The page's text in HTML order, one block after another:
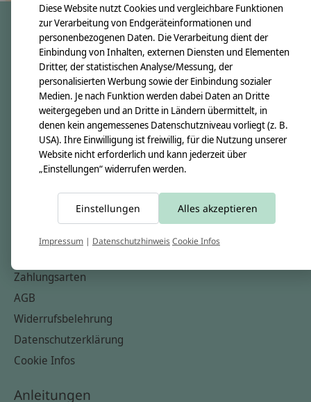
crêpes suzette
Über uns
Unsere Creppies
Nähkästchen
Unsere Stoffe
Impressum
Informationen
Kontakt
Zahlungsarten
AGB
Widerrufsbelehrung
Datenschutzerklärung
Cookie Infos
Anleitungen
Diese Website nutzt Cookies und vergleichbare Funktionen
zur Verarbeitung von Endgeräteinformationen und
personenbezogenen Daten. Die Verarbeitung dient der
Einbindung von Inhalten, externen Diensten und Elementen
Dritter, der statistischen Analyse/Messung, der
personalisierten Werbung sowie der Einbindung sozialer
Medien. Je nach Funktion werden dabei Daten an Dritte
weitergegeben und an Dritte in Ländern übermittelt, in
denen kein angemessenes Datenschutzniveau vorliegt (z. B.
USA). Ihre Einwilligung ist freiwillig, für die Nutzung unserer
Website nicht erforderlich und kann jederzeit über
„Einstellungen“ widerrufen werden.
Einstellungen Alles akzeptieren
Impressum | DatenschutzhinweisCookie Infos